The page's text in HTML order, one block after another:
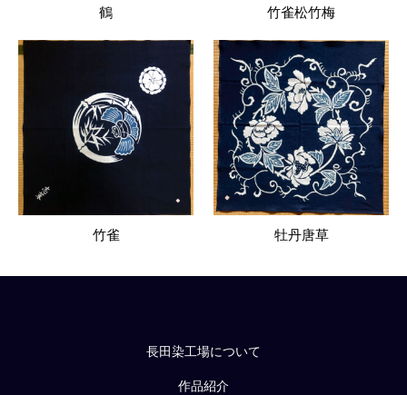
鶴 竹雀松竹梅
竹雀 牡丹唐草
長田染工場について
作品紹介